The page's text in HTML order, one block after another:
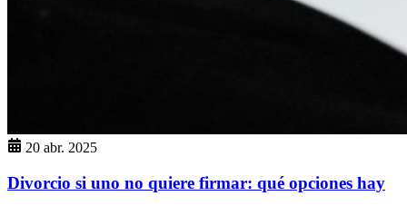
20 abr. 2025
Divorcio si uno no quiere firmar: qué opciones hay